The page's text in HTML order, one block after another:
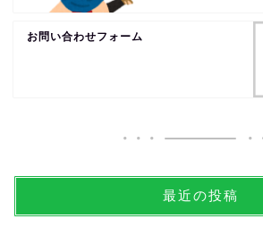
お問い合わせフォーム
最近の投稿